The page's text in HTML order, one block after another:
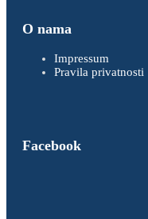
O nama
Impressum
Pravila privatnosti
Facebook